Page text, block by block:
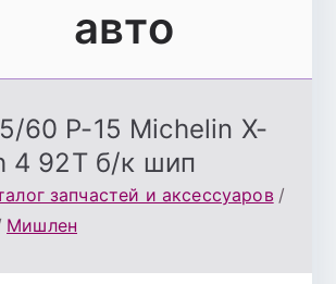
авто
60 Р-15 Michelin X-
4 92T б/к шип
запчастей и аксессуаров
Мишлен